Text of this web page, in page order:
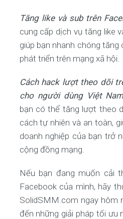
Tăng like và sub trên
cung cấp dịch vụ tăng like
giúp bạn nhanh chóng
phát triển trên mạng xã hội.
Cách hack lượt theo dõi
cho người dùng Việt
bạn có thể tăng lượt theo
cách tự nhiên và an toàn,
doanh nghiệp của bạn trở
cộng đồng mạng.
Nếu bạn đang muốn cải
Facebook của mình, hãy
SolidSMM.com ngay hôm
đến những giải pháp tối ưu